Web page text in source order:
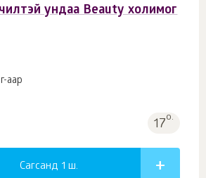
ундаа Beauty холимог
аар
17о.
Сагсанд 1 ш.